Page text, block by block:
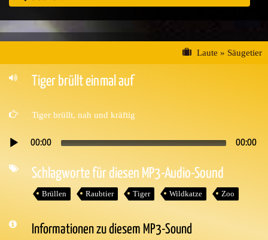
Laute » Säugetier
Tiger brüllt einmal auf
Tiger brüllt, nah und kräftig
Audio-
00:00 00:00
Schlagworte für diesen MP3-Audio-Sound
Brüllen Raubtier Tiger Wildkatze Zoo
Informationen zu diesem MP3-Sound